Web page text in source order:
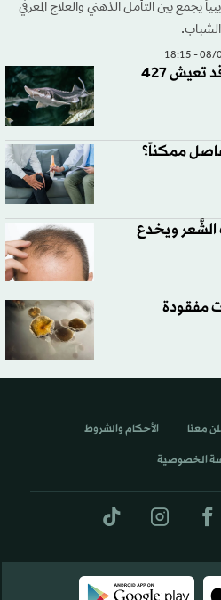
يجمع بين التأمل الذهني والعلاج المعرفي
«الديناصور الحيّ»... سمكة قد تعيش 427
ممكناً؟
ويخدع
مفقودة
معنا الأحكام والشروط
الخصوصية